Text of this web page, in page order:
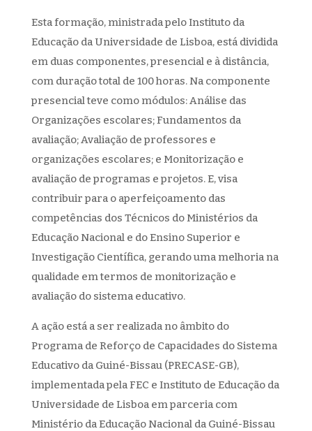
Esta formação, ministrada pelo Instituto da
Educação da Universidade de Lisboa, está dividida
em duas componentes, presencial e à distância,
com duração total de 100 horas. Na componente
presencial teve como módulos: Análise das
Organizações escolares; Fundamentos da
avaliação; Avaliação de professores e
organizações escolares; e Monitorização e
avaliação de programas e projetos. E, visa
contribuir para o aperfeiçoamento das
competências dos Técnicos do Ministérios da
Educação Nacional e do Ensino Superior e
Investigação Científica, gerando uma melhoria na
qualidade em termos de monitorização e
avaliação do sistema educativo.
A ação está a ser realizada no âmbito do
Programa de Reforço de Capacidades do Sistema
Educativo da Guiné-Bissau (PRECASE-GB),
implementada pela FEC e Instituto de Educação da
Universidade de Lisboa em parceria com
Ministério da Educação Nacional da Guiné-Bissau